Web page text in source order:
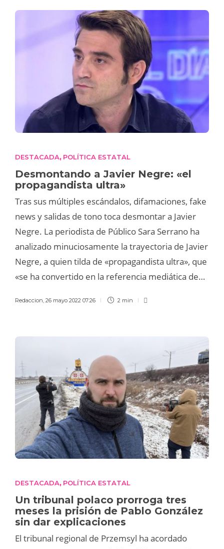
DESTACADA, POLÍTICA ESTATAL
Desmontando a Javier Negre: «el
propagandista ultra»
Tras sus múltiples escándalos, difamaciones, fake
news y salidas de tono toca desmontar a Javier
Negre. La periodista de Público Sara Serrano ha
analizado minuciosamente la trayectoria de Javier
Negre, a quien tilda de «propagandista ultra», que
«se ha convertido en la referencia mediática de…
Redaccion 26 mayo 2022 07:26 2 min
DESTACADA, POLÍTICA ESTATAL
Un tribunal polaco prorroga tres
meses la prisión de Pablo González
sin dar explicaciones
El tribunal regional de Przemsyl ha acordado